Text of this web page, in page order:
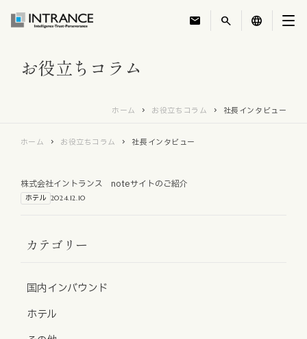
mail search language
トップ
運営ホテル
IR・投資家情報
サステナビリティ
お知らせ
お役立ちコラム
ホーム お役立ちコラム 社長インタビュー
ホーム お役立ちコラム 社長インタビュー
株式会社イントランス noteサイトのご紹介
ホテル 2024.12.10
カテゴリー
国内インバウンド
ホテル